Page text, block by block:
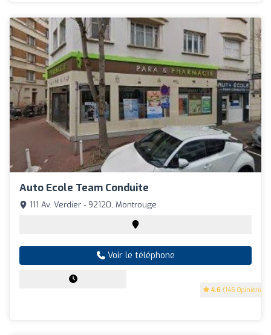
Auto Ecole Team Conduite
4.6 (146 Opinions)
111 Av. Verdier - 92120, Montrouge
Voir le téléphone